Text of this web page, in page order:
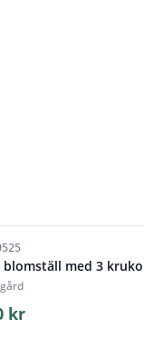
blomställ med 3
kr